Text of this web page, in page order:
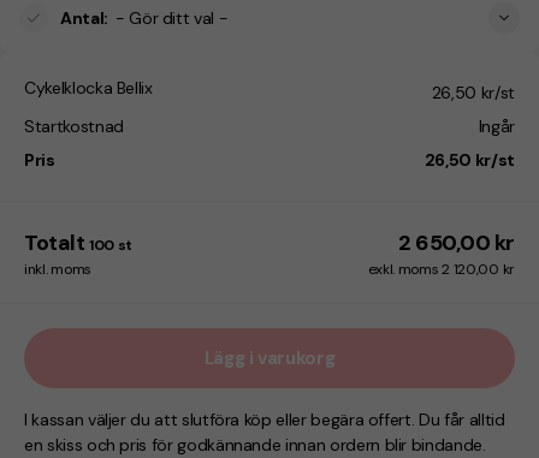
Antal: - Gör ditt val -
Cykelklocka Bellix
26,50 kr/st
Startkostnad
Ingår
Pris
26,50 kr/st
Totalt 100 st 2 650,00 kr
inkl. moms exkl. moms 2 120,00 kr
Lägg i varukorg
I kassan väljer du att slutföra köp eller begära offert. Du får alltid
en skiss och pris för godkännande innan ordern blir bindande.